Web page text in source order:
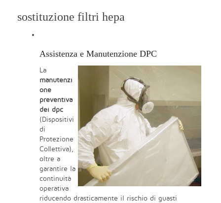
sostituzione filtri hepa
Assistenza e Manutenzione DPC
La
manutenzi
one
preventiva
dei dpc
(Dispositivi
di
Protezione
Collettiva),
oltre a
garantire la
continuità
operativa
riducendo drasticamente il rischio di guasti